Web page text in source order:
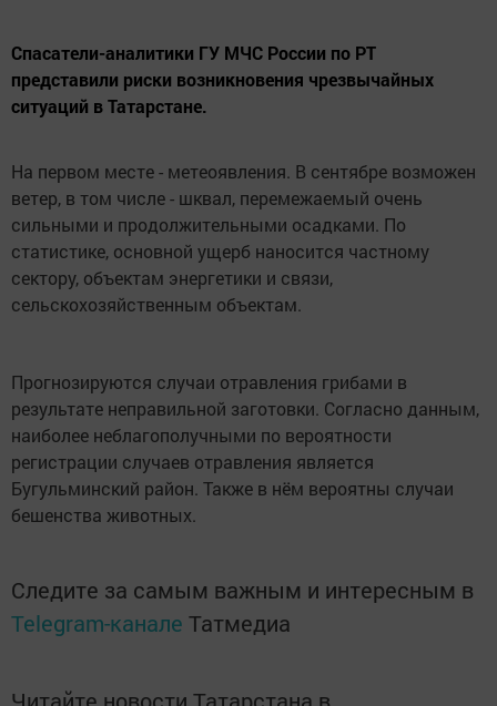
Спасатели-аналитики ГУ МЧС России по РТ
представили риски возникновения чрезвычайных
ситуаций в Татарстане.
На первом месте - метеоявления. В сентябре возможен
ветер, в том числе - шквал, перемежаемый очень
сильными и продолжительными осадками. По
статистике, основной ущерб наносится частному
сектору, объектам энергетики и связи,
сельскохозяйственным объектам.
Прогнозируются случаи отравления грибами в
результате неправильной заготовки. Согласно данным,
наиболее неблагополучными по вероятности
регистрации случаев отравления является
Бугульминский район. Также в нём вероятны случаи
бешенства животных.
Следите за самым важным и интересным в
Telegram-канале Татмедиа
Читайте новости Татарстана в